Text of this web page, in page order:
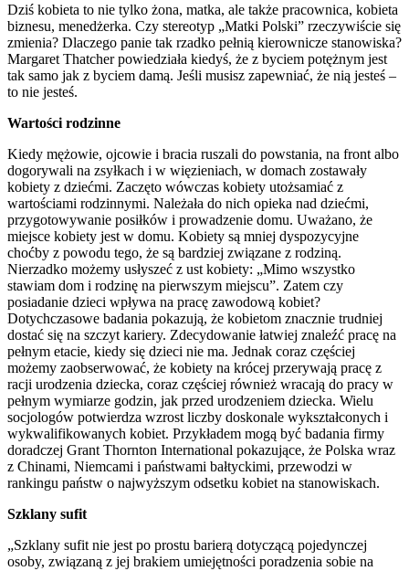
Dziś kobieta to nie tylko żona, matka, ale także pracownica, kobieta
biznesu, menedżerka. Czy stereotyp „Matki Polski” rzeczywiście się
zmienia? Dlaczego panie tak rzadko pełnią kierownicze stanowiska?
Margaret Thatcher powiedziała kiedyś, że z byciem potężnym jest
tak samo jak z byciem damą. Jeśli musisz zapewniać, że nią jesteś –
to nie jesteś.
Wartości rodzinne
Kiedy mężowie, ojcowie i bracia ruszali do powstania, na front albo
dogorywali na zsyłkach i w więzieniach, w domach zostawały
kobiety z dziećmi. Zaczęto wówczas kobiety utożsamiać z
wartościami rodzinnymi. Należała do nich opieka nad dziećmi,
przygotowywanie posiłków i prowadzenie domu. Uważano, że
miejsce kobiety jest w domu. Kobiety są mniej dyspozycyjne
choćby z powodu tego, że są bardziej związane z rodziną.
Nierzadko możemy usłyszeć z ust kobiety: „Mimo wszystko
stawiam dom i rodzinę na pierwszym miejscu”. Zatem czy
posiadanie dzieci wpływa na pracę zawodową kobiet?
Dotychczasowe badania pokazują, że kobietom znacznie trudniej
dostać się na szczyt kariery. Zdecydowanie łatwiej znaleźć pracę na
pełnym etacie, kiedy się dzieci nie ma. Jednak coraz częściej
możemy zaobserwować, że kobiety na krócej przerywają pracę z
racji urodzenia dziecka, coraz częściej również wracają do pracy w
pełnym wymiarze godzin, jak przed urodzeniem dziecka. Wielu
socjologów potwierdza wzrost liczby doskonale wykształconych i
wykwalifikowanych kobiet. Przykładem mogą być badania firmy
doradczej Grant Thornton International pokazujące, że Polska wraz
z Chinami, Niemcami i państwami bałtyckimi, przewodzi w
rankingu państw o najwyższym odsetku kobiet na stanowiskach.
Szklany sufit
„Szklany sufit nie jest po prostu barierą dotyczącą pojedynczej
osoby, związaną z jej brakiem umiejętności poradzenia sobie na